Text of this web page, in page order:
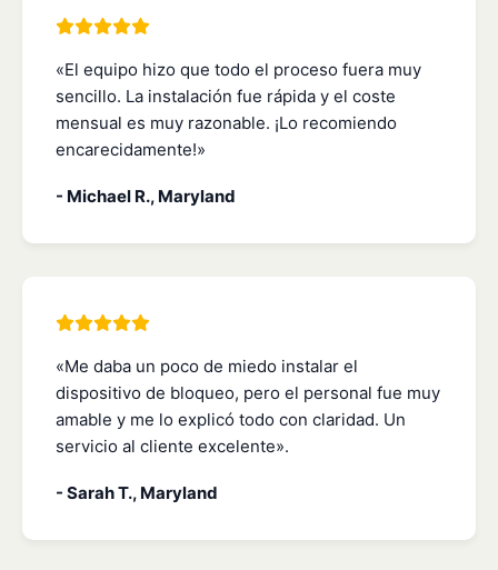
«El equipo hizo que todo el proceso fuera muy
sencillo. La instalación fue rápida y el coste
mensual es muy razonable. ¡Lo recomiendo
encarecidamente!»
- Michael R., Maryland
«Me daba un poco de miedo instalar el
dispositivo de bloqueo, pero el personal fue muy
amable y me lo explicó todo con claridad. Un
servicio al cliente excelente».
- Sarah T., Maryland